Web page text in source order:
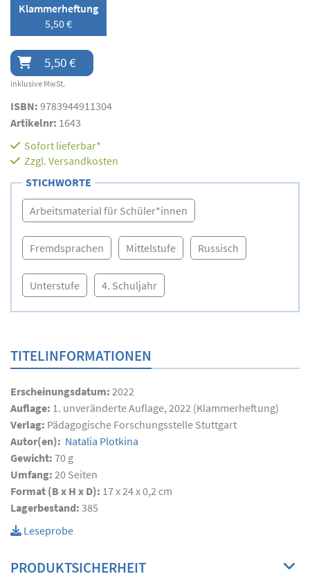
Klammerheftung
5,50 €
5,50 €
inklusive MwSt.
ISBN: 9783944911304
Artikelnr: 1643
Sofort lieferbar*
Zzgl. Versandkosten
STICHWORTE
Arbeitsmaterial für Schüler*innen
Fremdsprachen Mittelstufe Russisch
Unterstufe 4. Schuljahr
TITELINFORMATIONEN
Erscheinungsdatum: 2022
Auflage: 1. unveränderte Auflage, 2022 (Klammerheftung)
Verlag: Pädagogische Forschungsstelle Stuttgart
Autor(en): Natalia Plotkina
Gewicht: 70 g
Umfang: 20 Seiten
Format (B x H x D): 17 x 24 x 0,2 cm
Lagerbestand: 385
Leseprobe
PRODUKTSICHERHEIT